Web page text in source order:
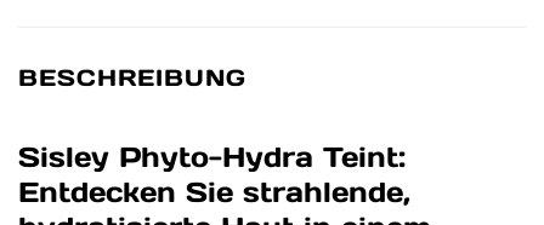
BESCHREIBUNG
Sisley Phyto-Hydra Teint:
Entdecken Sie strahlende,